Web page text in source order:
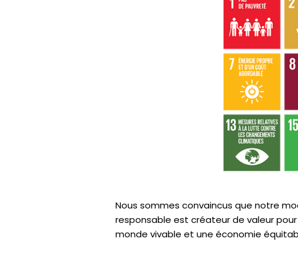
Nous sommes convaincus que notre
responsable est créateur de valeur
monde vivable et une économie